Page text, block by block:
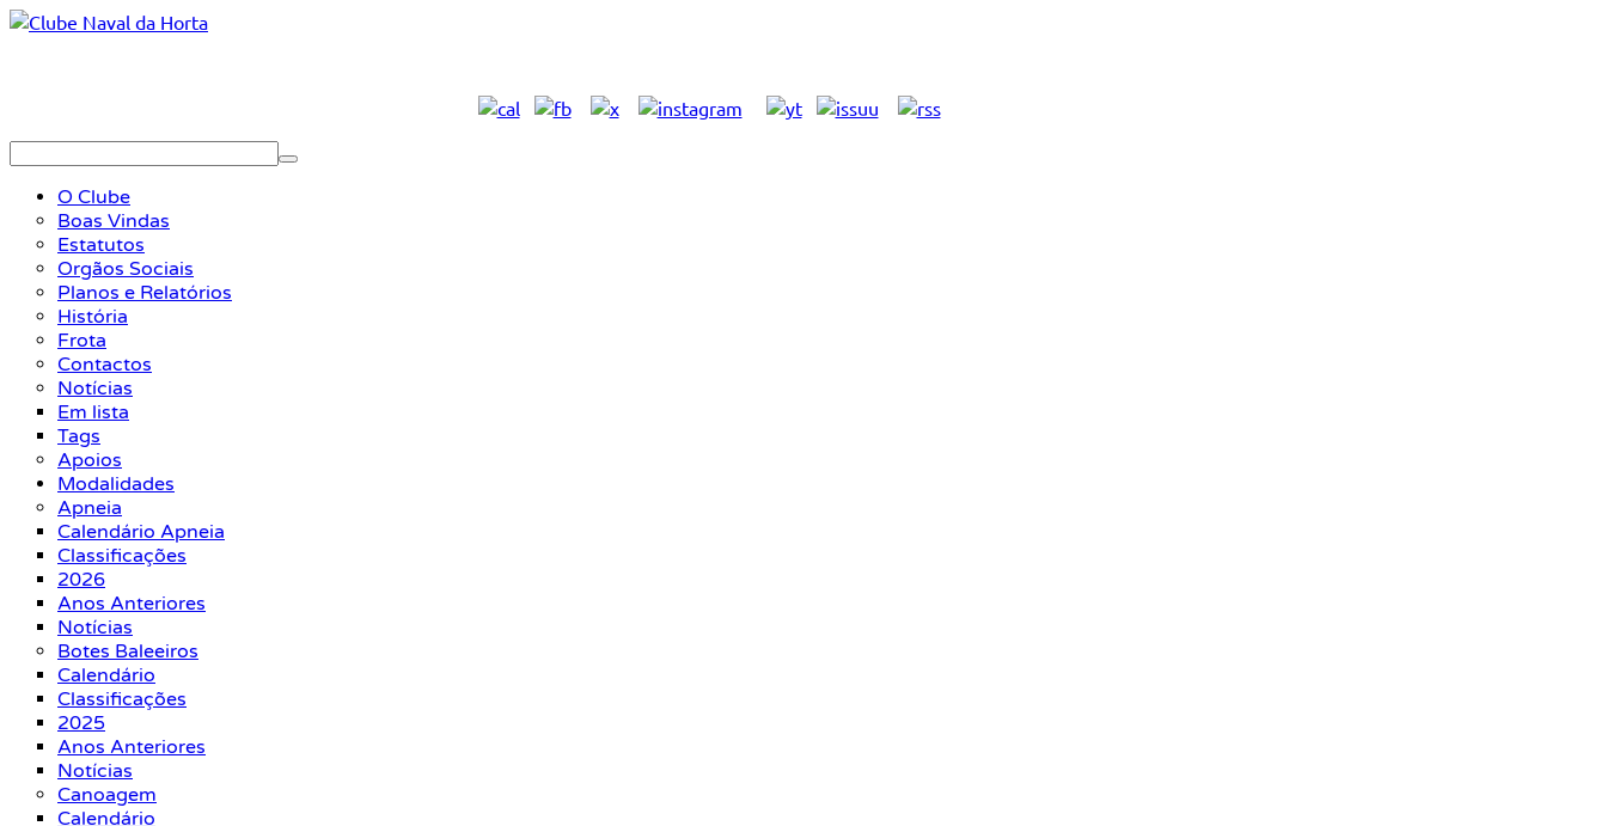
O Clube
Boas Vindas
Estatutos
Orgãos Sociais
Planos e Relatórios
História
Frota
Contactos
Notícias
Em lista
Tags
Apoios
Modalidades
Apneia
Calendário Apneia
Classificações
2026
Anos Anteriores
Notícias
Botes Baleeiros
Calendário
Classificações
2025
Anos Anteriores
Notícias
Canoagem
Calendário